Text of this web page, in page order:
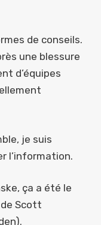
de conseils.
une blessure
d’équipes
je suis
l’information.
ça a été le
Scott